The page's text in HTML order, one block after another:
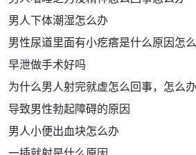
男人下体潮湿怎么办
男性尿道里面有小疙瘩是什么原因怎
早泄做手术好吗
为什么男人射完就虚怎么回事，怎么办
导致男性勃起障碍的原因
男人小便出血块怎么办